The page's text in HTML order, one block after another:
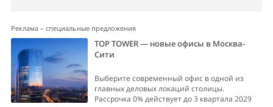
Реклама – специальные предложения
TOP TOWER — новые офисы в Москва-
Сити
Выберите современный офис в одной из
главных деловых локаций столицы.
Рассрочка 0% действует до 3 квартала 2029